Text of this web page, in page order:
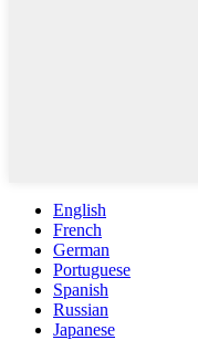
English
French
German
Portuguese
Spanish
Russian
Japanese